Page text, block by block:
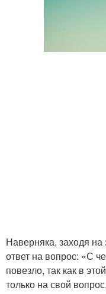
Наверняка, заходя на
ответ на вопрос: «С
повезло, так как в
только на свой